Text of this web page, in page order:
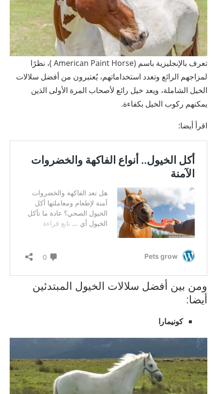
تعرف بالإنجليزية باسم (American Paint Horse )، نظرًا
لمزاجهم الرائع وتعدد استخداماتهم، يُعتبرون من أفضل سلالات
الخيل الشاملة، ويعد خيل رائع لأصحاب المرة الأولى الذين
يمكنهم ركوب الخيل بكفاءة.
اقرأ أيضا:
ومن بين أفضل سلالات الخيول المبتدئين
أيضا:
كونيمارا